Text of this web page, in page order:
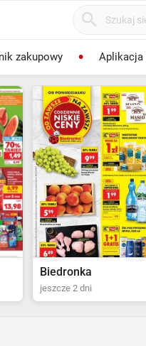
zakupowy Aplikacja
POLOmarket
jeszcze 5 dni